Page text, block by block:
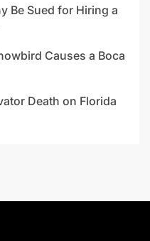
Be Sued for Hiring a
Causes a Boca
Death on Florida